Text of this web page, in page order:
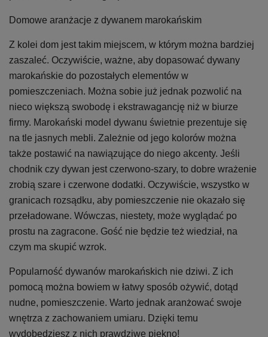
Domowe aranżacje z dywanem marokańskim
Z kolei dom jest takim miejscem, w którym można bardziej
zaszaleć. Oczywiście, ważne, aby dopasować dywany
marokańskie do pozostałych elementów w
pomieszczeniach. Można sobie już jednak pozwolić na
nieco większą swobodę i ekstrawagancję niż w biurze
firmy. Marokański model dywanu świetnie prezentuje się
na tle jasnych mebli. Zależnie od jego kolorów można
także postawić na nawiązujące do niego akcenty. Jeśli
chodnik czy dywan jest czerwono-szary, to dobre wrażenie
zrobią szare i czerwone dodatki. Oczywiście, wszystko w
granicach rozsądku, aby pomieszczenie nie okazało się
przeładowane. Wówczas, niestety, może wyglądać po
prostu na zagracone. Gość nie będzie też wiedział, na
czym ma skupić wzrok.
Popularność dywanów marokańskich nie dziwi. Z ich
pomocą można bowiem w łatwy sposób ożywić, dotąd
nudne, pomieszczenie. Warto jednak aranżować swoje
wnętrza z zachowaniem umiaru. Dzięki temu
wydobędziesz z nich prawdziwe piękno!